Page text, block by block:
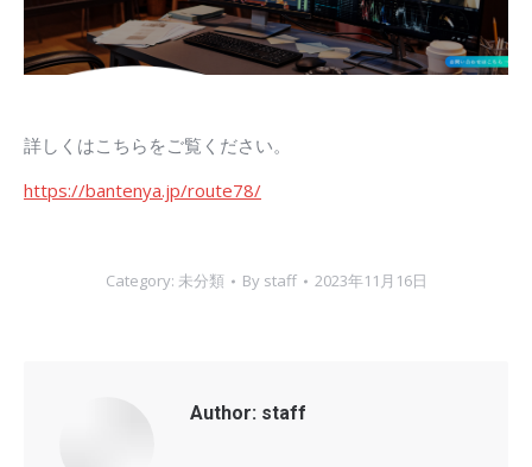
詳しくはこちらをご覧ください。
https://bantenya.jp/route78/
Category: 未分類 By staff 2023年11月16日
Author: staff